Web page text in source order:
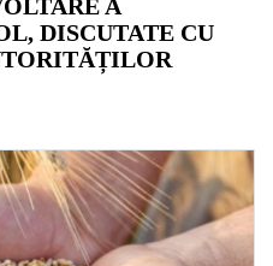
A
DISCUTATE CU